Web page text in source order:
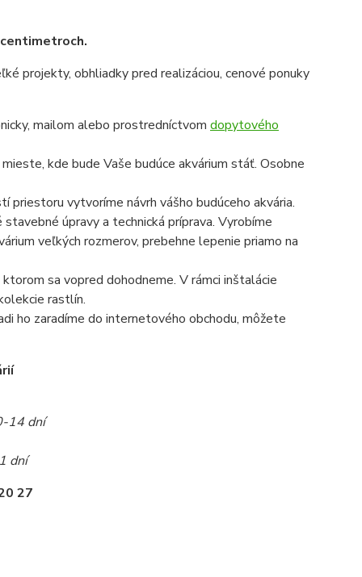
projekty, obhliadky pred realizáciou, cenové ponuky
mailom alebo prostredníctvom dopytového
kde bude Vaše budúce akvárium stáť. Osobne
priestoru vytvoríme návrh vášho budúceho akvária.
úpravy a technická príprava. Vyrobíme
veľkých rozmerov, prebehne lepenie priamo na
sa vopred dohodneme. V rámci inštalácie
rastlín.
ho zaradíme do internetového obchodu, môžete
14 dní
dní
27